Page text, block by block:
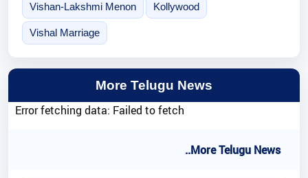
Vishan-Lakshmi Menon Kollywood
Vishal Marriage
More Telugu News
Error fetching data: Failed to fetch
..More Telugu News